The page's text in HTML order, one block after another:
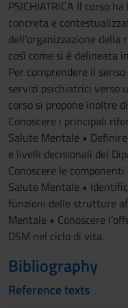
PSICHIATRICA Il corso
concreta e
dell’organizzazione
così come si è delineata
Per comprendere il
servizi psichiatrici verso
corso si propone inoltre
Conoscere i principali
Salute Mentale •
e livelli decisionali del
Conoscere le
Salute Mentale •
funzioni delle strutture
Mentale • Conoscere
DSM nel ciclo di vita.
Bibliography
Reference texts